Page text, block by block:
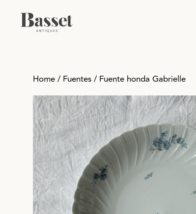
contenido
Home/ Fuentes/ Fuente honda Gabrielle